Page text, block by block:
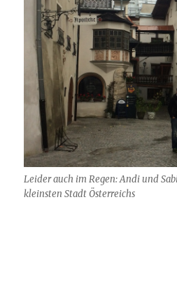
Leider auch im Regen: Andi und
kleinsten Stadt Österreichs